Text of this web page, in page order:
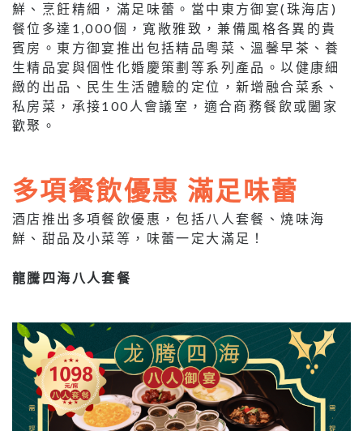
鮮、烹飪精細，滿足味蕾。當中東方御宴(珠海店)
餐位多達1,000個，寬敞雅致，兼備風格各異的貴
賓房。東方御宴推出包括精品粵菜、溫馨早茶、養
生精品宴與個性化婚慶策劃等系列產品。以健康細
緻的出品、民生生活體驗的定位，新增融合菜系、
私房菜，承接100人會議室，適合商務餐飲或闔家
歡聚。
多項餐飲優惠 滿足味蕾
酒店推出多項餐飲優惠，包括八人套餐、燒味海
鮮、甜品及小菜等，味蕾一定大滿足！
龍騰四海八人套餐